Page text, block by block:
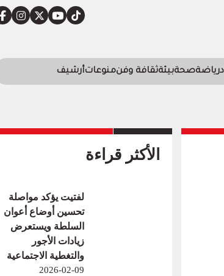
رياضةصحةبيئةثقافة وفنمنوعاتأرشيف
الأكثر قراءة
لفتيت يؤكد مواصلة
تحسين أوضاع أعوان
السلطة ويستعرض
زيادات الأجور
والتغطية الاجتماعية
2026-02-09